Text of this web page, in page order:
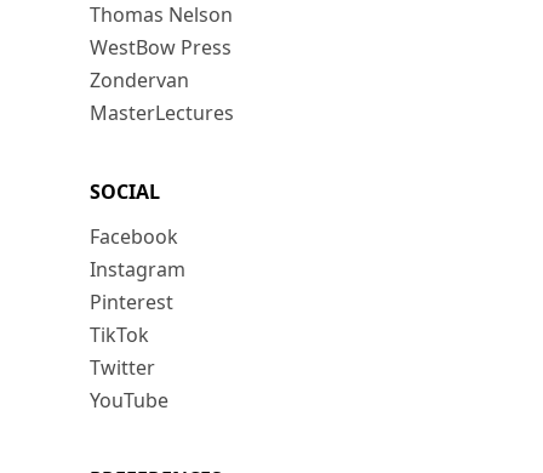
Thomas Nelson
WestBow Press
Zondervan
MasterLectures
SOCIAL
Facebook
Instagram
Pinterest
TikTok
Twitter
YouTube